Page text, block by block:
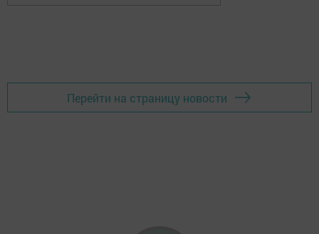
Перейти на страницу новости